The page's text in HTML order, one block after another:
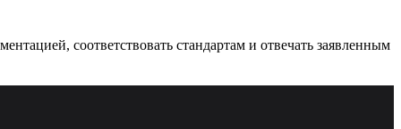
соответствовать стандартам и отвечать заявленным